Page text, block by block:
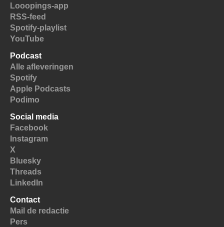
Looopings-app
RSS-feed
Spotify-playlist
YouTube
Podcast
Alle afleveringen
Spotify
Apple Podcasts
Podimo
Social media
Facebook
Instagram
X
Bluesky
Threads
LinkedIn
Contact
Mail de redactie
Pers